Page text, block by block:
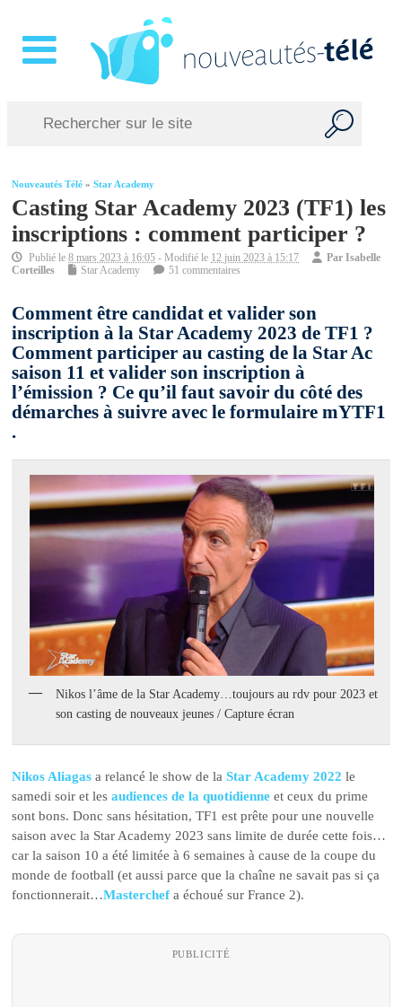
Nouveautés Télé »Star Academy
Casting Star Academy 2023 (TF1) les
inscriptions : comment participer ?
Publié le8 mars 2023 à 16:05 - Modifié le 12 juin 2023 à 15:17 ParIsabelle
Corteilles
Star Academy 51 commentaires
Comment être candidat et valider son
inscription à la Star Academy 2023 de TF1 ?
Comment participer au casting de la Star Ac
saison 11 et valider son inscription à
l’émission ? Ce qu’il faut savoir du côté des
démarches à suivre avec le formulaire mYTF1
.
Nikos l’âme de la Star Academy…toujours au rdv pour 2023 et
son casting de nouveaux jeunes / Capture écran
Nikos Aliagas a relancé le show de laStar Academy 2022 le
samedi soir et lesaudiences de la quotidienne et ceux du prime
sont bons. Donc sans hésitation, TF1 est prête pour une nouvelle
saison avec la Star Academy 2023 sans limite de durée cette fois…
car la saison 10 a été limitée à 6 semaines à cause de la coupe du
monde de football (et aussi parce que la chaîne ne savait pas si ça
fonctionnerait…Masterchefa échoué sur France 2).
PUBLICITÉ